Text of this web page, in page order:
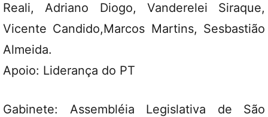
Reali, Adriano Diogo, Vanderelei Siraque,
Vicente Candido,Marcos Martins, Sesbastião
Almeida.
Apoio: Liderança do PT
Gabinete: Assembléia Legislativa de São